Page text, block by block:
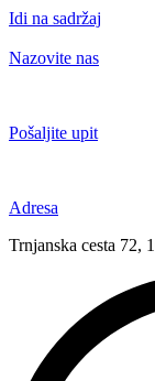
Idi na sadržaj
Nazovite nas
Pošaljite upit
Adresa
Trnjanska cesta 72,